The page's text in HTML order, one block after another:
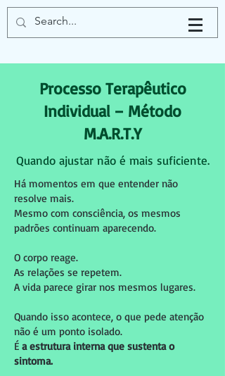
Processo Terapêutico
Individual – Método
M.A.R.T.Y
Quando ajustar não é mais suficiente.
Há momentos em que entender não
resolve mais.
Mesmo com consciência, os mesmos
padrões continuam aparecendo.
O corpo reage.
As relações se repetem.
A vida parece girar nos mesmos lugares.
Quando isso acontece, o que pede atenção
não é um ponto isolado.
É a estrutura interna que sustenta o
sintoma.